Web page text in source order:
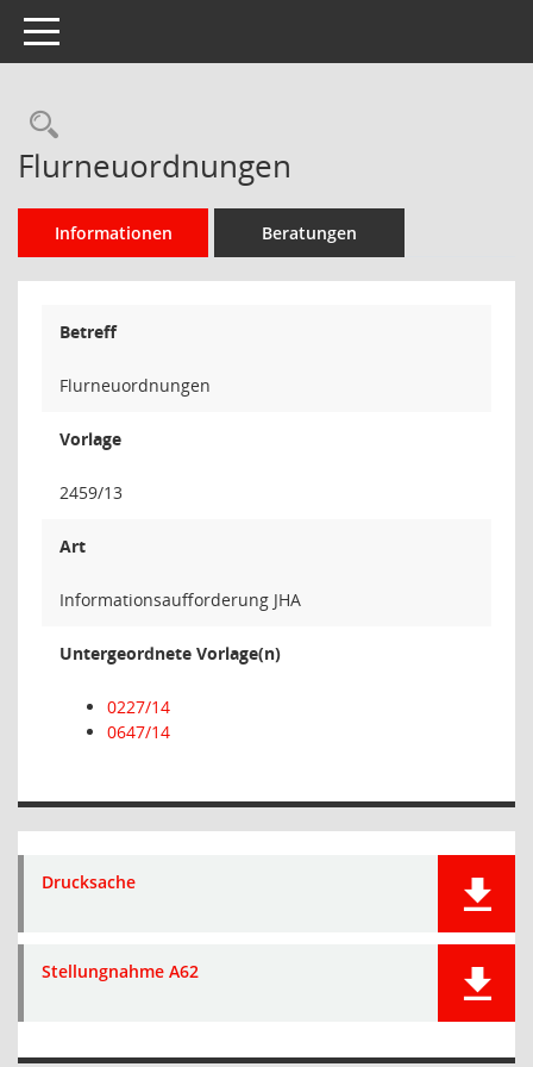
Toggle navigation
Rechercheauswahl
Flurneuordnungen
Informationen Beratungen
Betreff
Flurneuordnungen
Vorlage
2459/13
Art
Informationsaufforderung JHA
Untergeordnete Vorlage(n)
0227/14
0647/14
Drucksache
Stellungnahme A62